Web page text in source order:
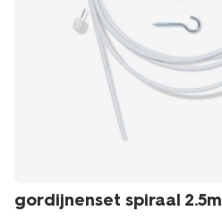
gordijnenset spiraal 2.5m